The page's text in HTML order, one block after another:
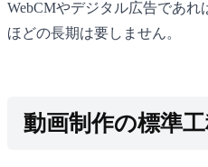
WebCMやデジタル広告であ
ほどの長期は要しません。
動画制作の標準